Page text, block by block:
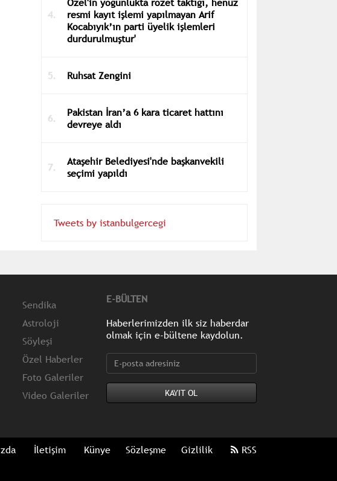
resmi kayıt işlemi yapılmayan Arif
Kocabıyık’ın parti üyelik işlemleri
durdurulmuştur'
Ruhsat Zengini
Pakistan İran’a 6 kara ticaret hattını
devreye aldı
Ataşehir Belediyesi'nde başkanvekili
seçimi yapıldı
Tweets by istanbulgercegi
Sendika
Astroloji
Söyleşi
Özel Haberler
Foto Galeriler
Video Galeriler
E-BÜLTEN
Haberlerimizden ilk siz haberdar
olmak için e-bültene kaydolun.
İletişim Künye Sözleşme Gizlilik RSS